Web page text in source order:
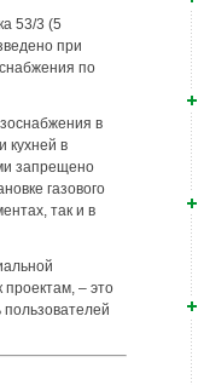
53/3 (5
при
по
в
кухней в
запрещено
газового
так и в
– это